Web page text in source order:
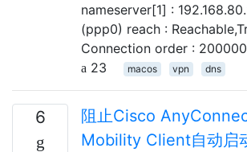
nameserver[1] :
(ppp0) reach :
Connection order :
23
macos vpn dns
6
阻止Cisco
Mobility Client自动启